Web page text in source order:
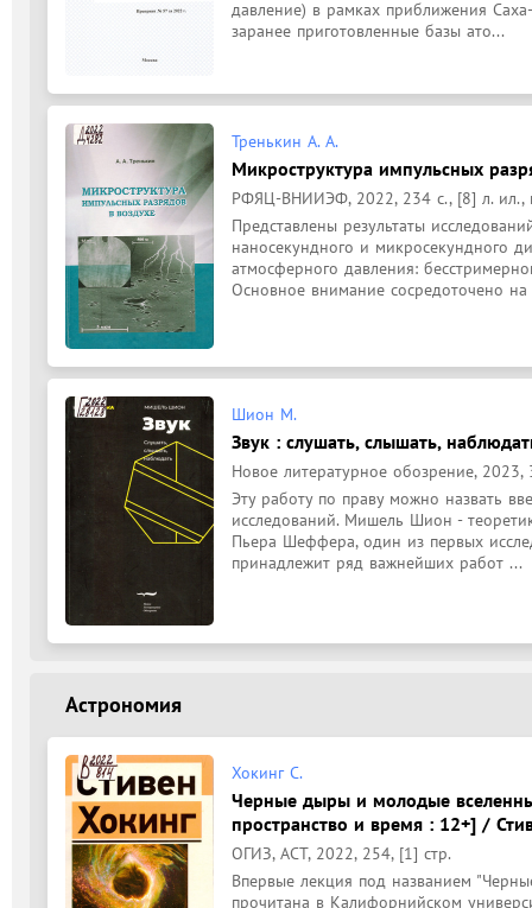
давление) в рамках приближения
заранее приготовленные базы ато...
Тренькин А. А.
Микроструктура импульсных
РФЯЦ-ВНИИЭФ, 2022, 234 с., [8] л. ил.,
Представлены результаты
наносекундного и микросекундного
атмосферного давления:
Основное внимание сосредоточено
Шион М.
Звук : слушать, слышать,
Новое литературное обозрение, 2023,
Эту работу по праву можно назвать
исследований. Мишель Шион -
Пьера Шеффера, один из первых
принадлежит ряд важнейших работ ...
Астрономия
Хокинг С.
Черные дыры и молодые
пространство и время : 12+] /
ОГИЗ, АСТ, 2022, 254, [1] стр.
Впервые лекция под названием
прочитана в Калифорнийском